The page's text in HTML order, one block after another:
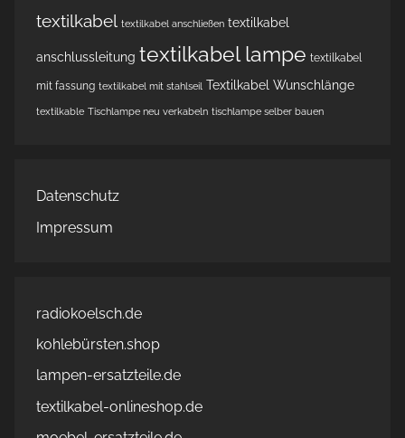
textilkabel textilkabel anschließen textilkabel
anschlussleitung textilkabel lampe textilkabel
mit fassung textilkabel mit stahlseil Textilkabel Wunschlänge
textilkable Tischlampe neu verkabeln tischlampe selber bauen
Datenschutz
Impressum
radiokoelsch.de
kohlebürsten.shop
lampen-ersatzteile.de
textilkabel-onlineshop.de